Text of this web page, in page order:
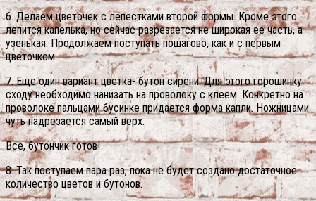
6. Делаем цветочек с лепестками второй формы. Кроме этого
лепится капелька, но сейчас разрезается не широкая ее часть, а
узенькая. Продолжаем поступать пошагово, как и с первым
цветочком.
7. Еще один вариант цветка- бутон сирени. Для этого горошинку
сходу необходимо нанизать на проволоку с клеем. Конкретно на
проволоке пальцами бусинке придается форма капли. Ножницами
чуть надрезается самый верх.
Все, бутончик готов!
8. Так поступаем пара раз, пока не будет создано достаточное
количество цветов и бутонов.